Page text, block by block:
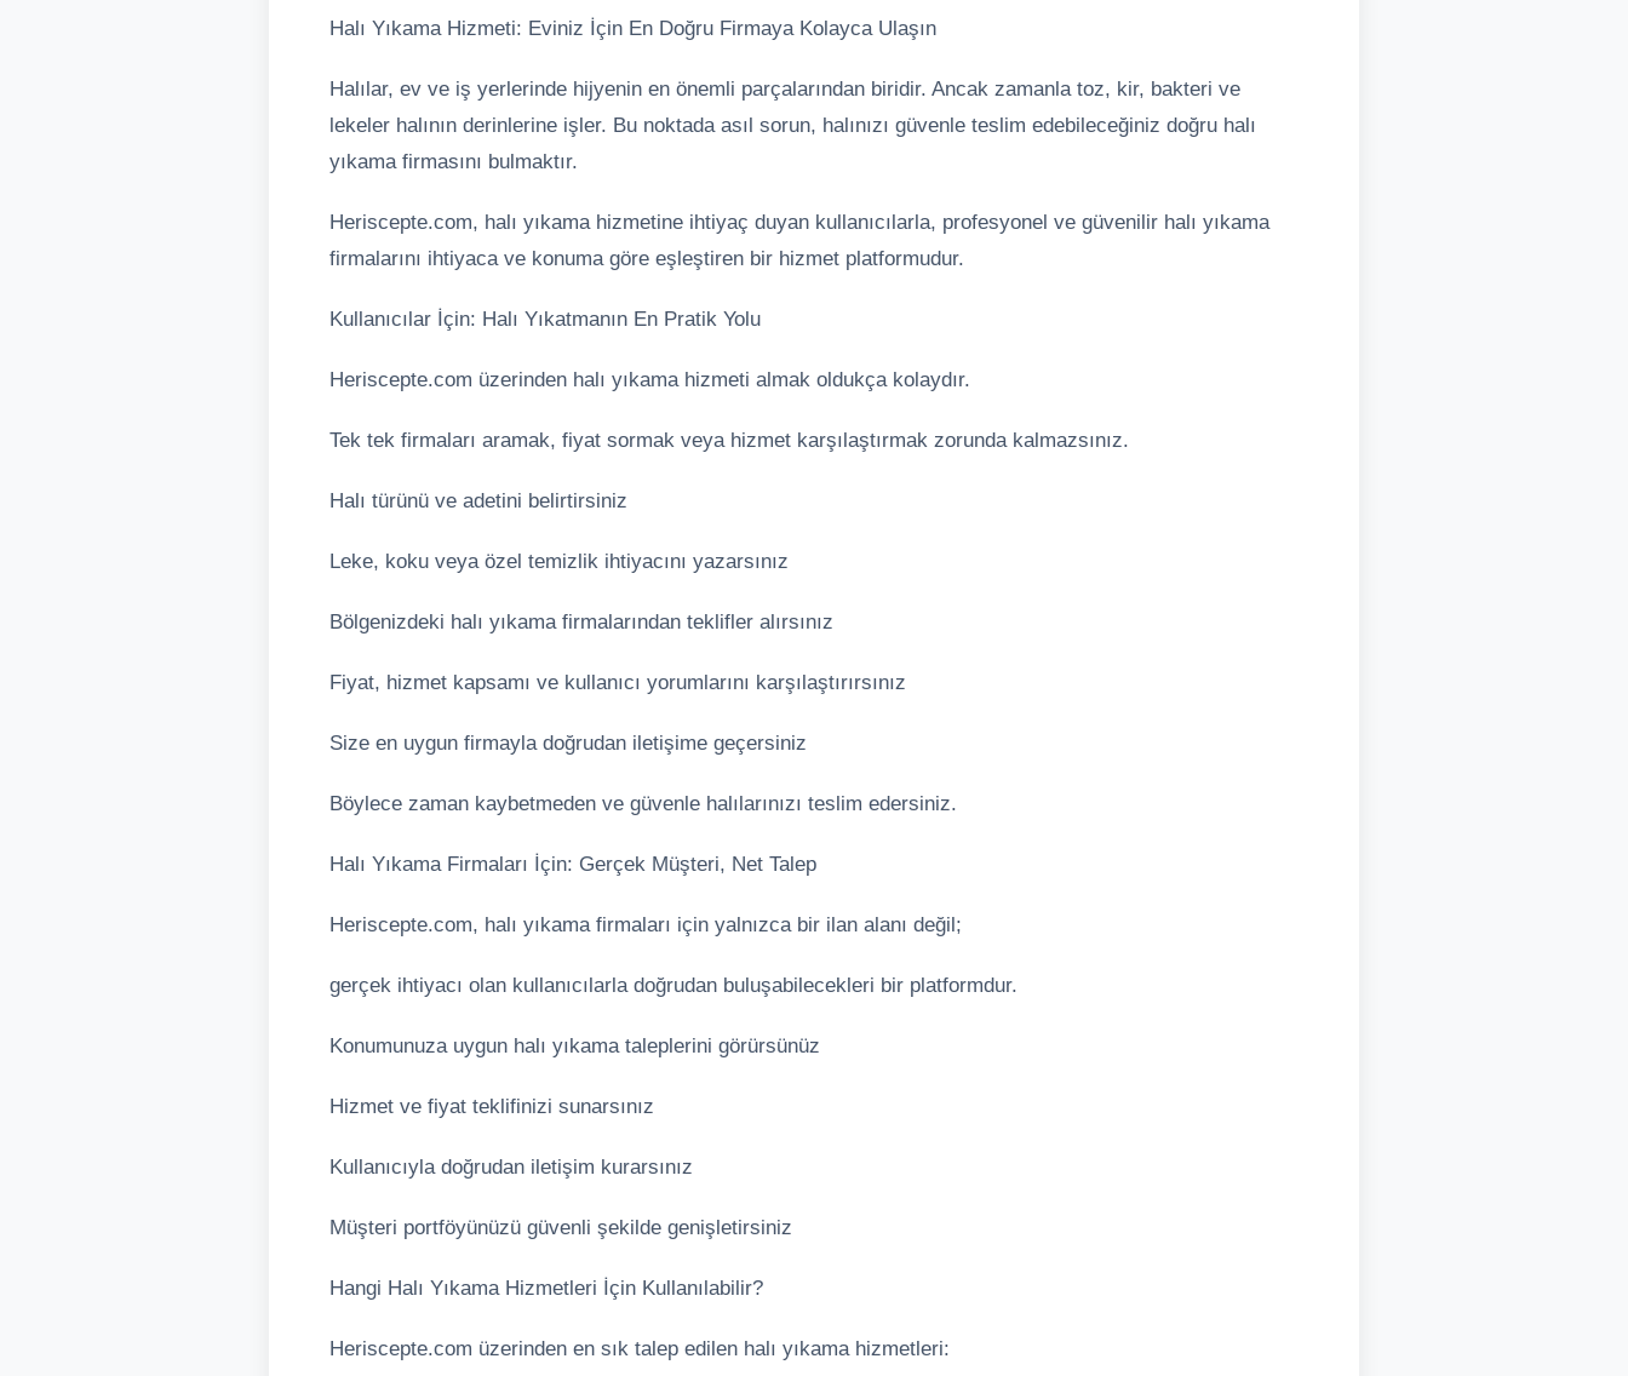
Halı Yıkama Hizmeti: Eviniz İçin En Doğru Firmaya Kolayca Ulaşın
Halılar, ev ve iş yerlerinde hijyenin en önemli parçalarından biridir. Ancak zamanla toz, kir, bakteri ve
lekeler halının derinlerine işler. Bu noktada asıl sorun, halınızı güvenle teslim edebileceğiniz doğru halı
yıkama firmasını bulmaktır.
Heriscepte.com, halı yıkama hizmetine ihtiyaç duyan kullanıcılarla, profesyonel ve güvenilir halı yıkama
firmalarını ihtiyaca ve konuma göre eşleştiren bir hizmet platformudur.
Kullanıcılar İçin: Halı Yıkatmanın En Pratik Yolu
Heriscepte.com üzerinden halı yıkama hizmeti almak oldukça kolaydır.
Tek tek firmaları aramak, fiyat sormak veya hizmet karşılaştırmak zorunda kalmazsınız.
Halı türünü ve adetini belirtirsiniz
Leke, koku veya özel temizlik ihtiyacını yazarsınız
Bölgenizdeki halı yıkama firmalarından teklifler alırsınız
Fiyat, hizmet kapsamı ve kullanıcı yorumlarını karşılaştırırsınız
Size en uygun firmayla doğrudan iletişime geçersiniz
Böylece zaman kaybetmeden ve güvenle halılarınızı teslim edersiniz.
Halı Yıkama Firmaları İçin: Gerçek Müşteri, Net Talep
Heriscepte.com, halı yıkama firmaları için yalnızca bir ilan alanı değil;
gerçek ihtiyacı olan kullanıcılarla doğrudan buluşabilecekleri bir platformdur.
Konumunuza uygun halı yıkama taleplerini görürsünüz
Hizmet ve fiyat teklifinizi sunarsınız
Kullanıcıyla doğrudan iletişim kurarsınız
Müşteri portföyünüzü güvenli şekilde genişletirsiniz
Hangi Halı Yıkama Hizmetleri İçin Kullanılabilir?
Heriscepte.com üzerinden en sık talep edilen halı yıkama hizmetleri: